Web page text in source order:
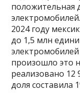
положительная
2024 году
до 1,5 млн
электромобилей
произошло это
реализовано 12
доля составила